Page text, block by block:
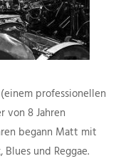
professionellen
von 8 Jahren
begann Matt mit
und Reggae.